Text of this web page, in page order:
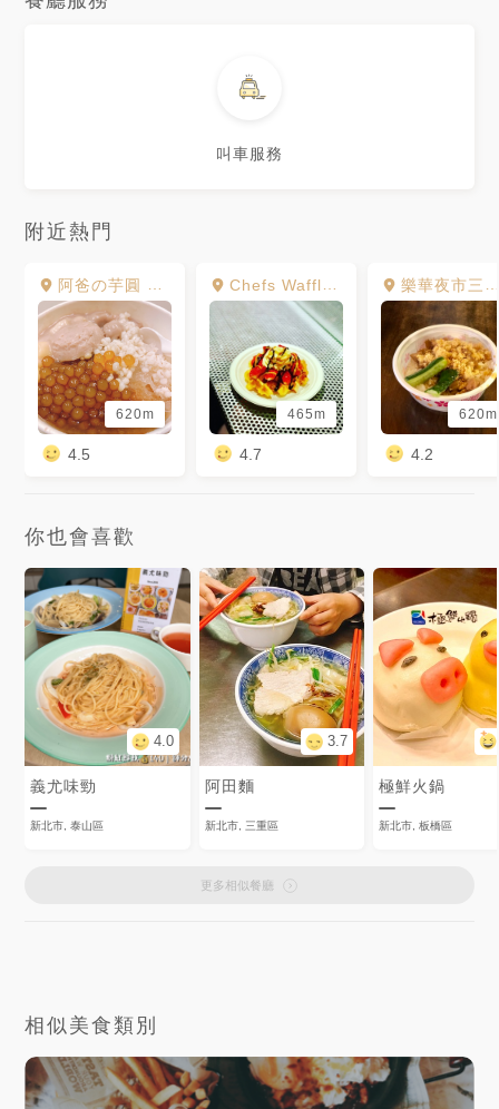
叫車服務
附近熱門
阿爸の芋圓 永和總店
620m
4.5
Chefs Waffle 瓦福 比利時鬆餅專賣店
465m
4.7
樂華夜市三鮮羹
620m
4.2
你也會喜歡
4.0
義尤味勁
新北市, 泰山區
3.7
阿田麵
新北市, 三重區
極鮮火鍋
新北市, 板橋區
更多相似餐廳
相似美食類別